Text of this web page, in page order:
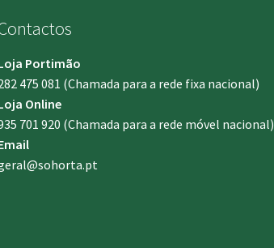
Portimão
475 081 (Chamada para a rede fixa nacional)
Online
701 920 (Chamada para a rede móvel nacional)